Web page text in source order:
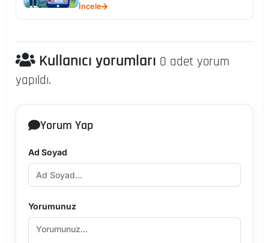
İncele
Kullanıcı yorumları 0 adet yorum
yapıldı.
Yorum Yap
Ad Soyad
Yorumunuz